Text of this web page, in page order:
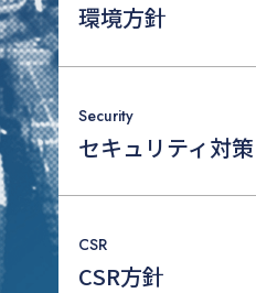
環境方針
Security
セキュリティ対
CSR
CSR方針